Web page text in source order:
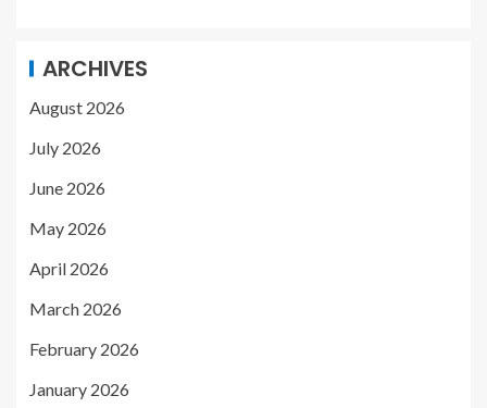
ARCHIVES
August 2026
July 2026
June 2026
May 2026
April 2026
March 2026
February 2026
January 2026